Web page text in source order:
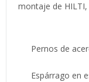
montaje de
Pernos de
Espárrago en